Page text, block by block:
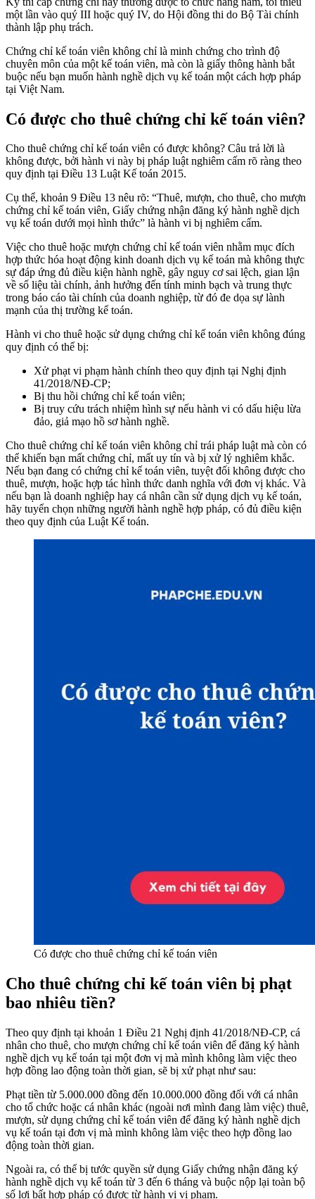
một lần vào quý III hoặc quý IV, do Hội đồng thi do Bộ Tài chính
thành lập phụ trách.
Chứng chỉ kế toán viên không chỉ là minh chứng cho trình độ
chuyên môn của một kế toán viên, mà còn là giấy thông hành bắt
buộc nếu bạn muốn hành nghề dịch vụ kế toán một cách hợp pháp
tại Việt Nam.
Có được cho thuê chứng chỉ kế toán viên?
Cho thuê chứng chỉ kế toán viên có được không? Câu trả lời là
không được, bởi hành vi này bị pháp luật nghiêm cấm rõ ràng theo
quy định tại Điều 13 Luật Kế toán 2015.
Cụ thể, khoản 9 Điều 13 nêu rõ: “Thuê, mượn, cho thuê, cho mượn
chứng chỉ kế toán viên, Giấy chứng nhận đăng ký hành nghề dịch
vụ kế toán dưới mọi hình thức” là hành vi bị nghiêm cấm.
Việc cho thuê hoặc mượn chứng chỉ kế toán viên nhằm mục đích
hợp thức hóa hoạt động kinh doanh dịch vụ kế toán mà không thực
sự đáp ứng đủ điều kiện hành nghề, gây nguy cơ sai lệch, gian lận
về số liệu tài chính, ảnh hưởng đến tính minh bạch và trung thực
trong báo cáo tài chính của doanh nghiệp, từ đó đe dọa sự lành
mạnh của thị trường kế toán.
Hành vi cho thuê hoặc sử dụng chứng chỉ kế toán viên không đúng
quy định có thể bị:
Xử phạt vi phạm hành chính theo quy định tại Nghị định
41/2018/NĐ-CP;
Bị thu hồi chứng chỉ kế toán viên;
Bị truy cứu trách nhiệm hình sự nếu hành vi có dấu hiệu lừa
đảo, giả mạo hồ sơ hành nghề.
Cho thuê chứng chỉ kế toán viên không chỉ trái pháp luật mà còn có
thể khiến bạn mất chứng chỉ, mất uy tín và bị xử lý nghiêm khắc.
Nếu bạn đang có chứng chỉ kế toán viên, tuyệt đối không được cho
thuê, mượn, hoặc hợp tác hình thức danh nghĩa với đơn vị khác. Và
nếu bạn là doanh nghiệp hay cá nhân cần sử dụng dịch vụ kế toán,
hãy tuyển chọn những người hành nghề hợp pháp, có đủ điều kiện
theo quy định của Luật Kế toán.
Có được cho thuê chứng chỉ kế toán viên
Cho thuê chứng chỉ kế toán viên bị phạt
bao nhiêu tiền?
Theo quy định tại khoản 1 Điều 21 Nghị định 41/2018/NĐ-CP, cá
nhân cho thuê, cho mượn chứng chỉ kế toán viên để đăng ký hành
nghề dịch vụ kế toán tại một đơn vị mà mình không làm việc theo
hợp đồng lao động toàn thời gian, sẽ bị xử phạt như sau:
Phạt tiền từ 5.000.000 đồng đến 10.000.000 đồng đối với cá nhân
cho tổ chức hoặc cá nhân khác (ngoài nơi mình đang làm việc) thuê,
mượn, sử dụng chứng chỉ kế toán viên để đăng ký hành nghề dịch
vụ kế toán tại đơn vị mà mình không làm việc theo hợp đồng lao
động toàn thời gian.
Ngoài ra, có thể bị tước quyền sử dụng Giấy chứng nhận đăng ký
hành nghề dịch vụ kế toán từ 3 đến 6 tháng và buộc nộp lại toàn bộ
số lợi bất hợp pháp có được từ hành vi vi phạm.